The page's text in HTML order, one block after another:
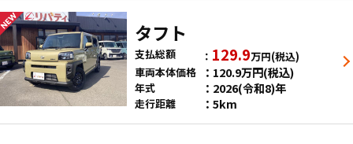
タフト
支払総額 129.9万円(税込)
車両本体価格
120.9万円(税込)
年式 2026(令和8)年
走行距離 5km